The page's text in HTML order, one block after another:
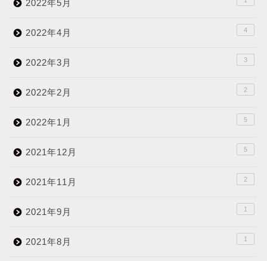
2022年5月
2022年4月 4
2022年3月 3
2022年2月 2
2022年1月 5
2021年12月 5
2021年11月 2
2021年9月 1
2021年8月 1